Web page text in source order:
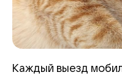
Каждый выезд